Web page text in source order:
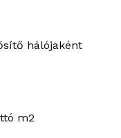
hálójaként
m2